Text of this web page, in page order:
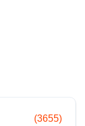
(3655)